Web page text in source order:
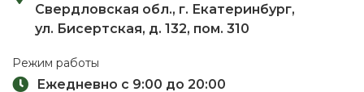
Свердловская обл., г. Екатеринбург,
ул. Бисертская, д. 132, пом. 310
Режим работы
Ежедневно с 9:00 до 20:00